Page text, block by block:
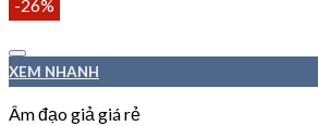
-26%
XEM NHANH
Âm đạo giả giá rẻ